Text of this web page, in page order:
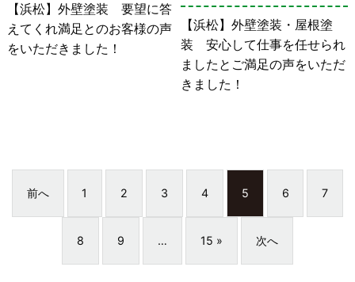
【浜松】外壁塗装 要望に答
えてくれ満足とのお客様の声
をいただきました！
【浜松】外壁塗装・屋根塗
装 安心して仕事を任せられ
ましたとご満足の声をいただ
きました！
前へ 1 2 3 4 5 6 7
8 9 … 15 » 次へ